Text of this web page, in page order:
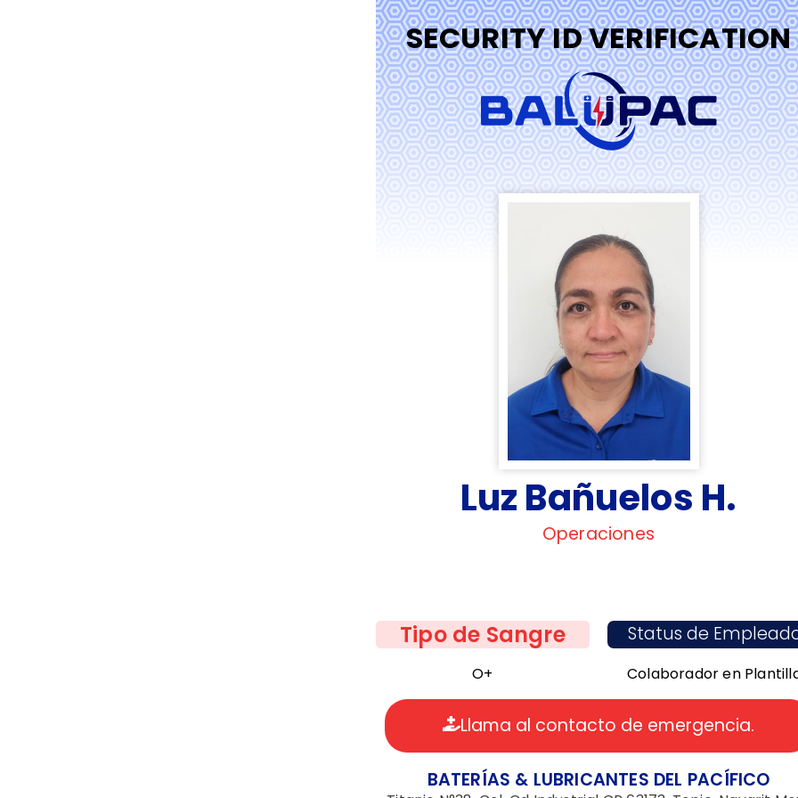
SECURITY ID VERIFICATION
Luz Bañuelos H.
Operaciones
Tipo de Sangre Status de
O+ Colaborador en
Llama al contacto de emergencia.
BATERÍAS & LUBRICANTES DEL PACÍFICO